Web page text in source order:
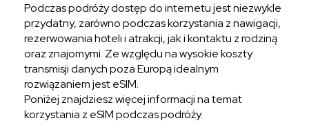
Podczas podróży dostęp do internetu jest niezwykle
przydatny, zarówno podczas korzystania z nawigacji,
rezerwowania hoteli i atrakcji, jak i kontaktu z rodziną
oraz znajomymi. Ze względu na wysokie koszty
transmisji danych poza Europą idealnym
rozwiązaniem jest eSIM.
Poniżej znajdziesz więcej informacji na temat
korzystania z eSIM podczas podróży.